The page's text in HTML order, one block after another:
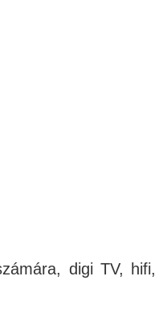
digi TV, hifi,